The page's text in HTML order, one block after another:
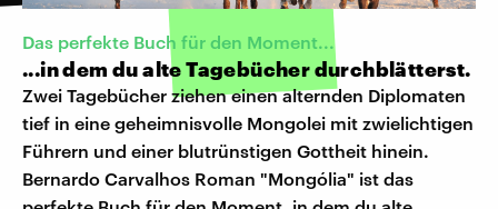
Das perfekte Buch für den Moment...
...in dem du alte Tagebücher durchblätterst.
Zwei Tagebücher ziehen einen alternden Diplomaten
tief in eine geheimnisvolle Mongolei mit zwielichtigen
Führern und einer blutrünstigen Gottheit hinein.
Bernardo Carvalhos Roman "Mongólia" ist das